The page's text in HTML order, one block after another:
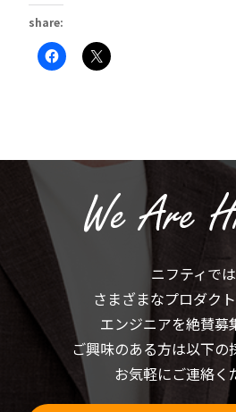
share:
Facebook
で
リ
し
い
ウ
ィ
開
き
す)
ク
リ
有
(新
い
ウ
ィ
ン
ま
す)
ニフティでは
さまざまなプロダク
エンジニアを絶賛募
ご興味のある方は以下の
お気軽にご連絡く